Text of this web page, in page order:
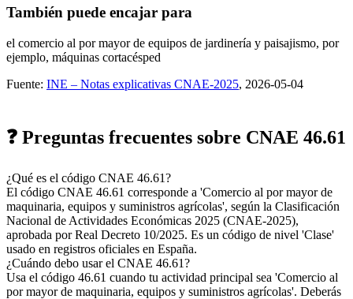
También puede encajar para
el comercio al por mayor de equipos de jardinería y paisajismo, por
ejemplo, máquinas cortacésped
Fuente: INE – Notas explicativas CNAE-2025, 2026-05-04
❓ Preguntas frecuentes sobre CNAE 46.61
¿Qué es el código CNAE 46.61?
El código CNAE 46.61 corresponde a 'Comercio al por mayor de
maquinaria, equipos y suministros agrícolas', según la Clasificación
Nacional de Actividades Económicas 2025 (CNAE-2025),
aprobada por Real Decreto 10/2025. Es un código de nivel 'Clase'
usado en registros oficiales en España.
¿Cuándo debo usar el CNAE 46.61?
Usa el código 46.61 cuando tu actividad principal sea 'Comercio al
por mayor de maquinaria, equipos y suministros agrícolas'. Deberás